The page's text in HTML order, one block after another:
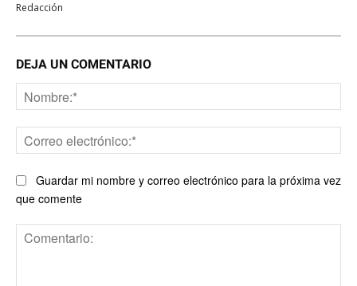
Redacción
DEJA UN COMENTARIO
Guardar mi nombre y correo electrónico para la próxima vez
que comente